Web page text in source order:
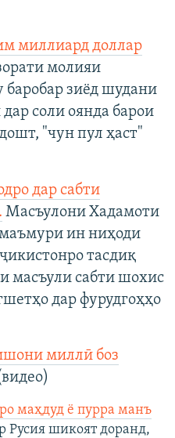
миллиард доллар
молияи
баробар зиёд шудани
соли оянда барои
"чун пул ҳаст"
дар сабти
Масъулони Хадамоти
ин ниҳоди
тасдиқ
масъули сабти шохис
дар фурудгоҳҳо
миллӣ боз
маҳдуд ё пурра манъ
Русия шикоят доранд,